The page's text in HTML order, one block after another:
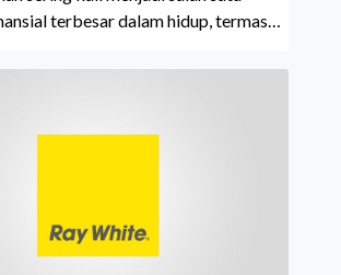
terbesar dalam hidup, termasuk
kepemilikan hunian maupun
riwaya